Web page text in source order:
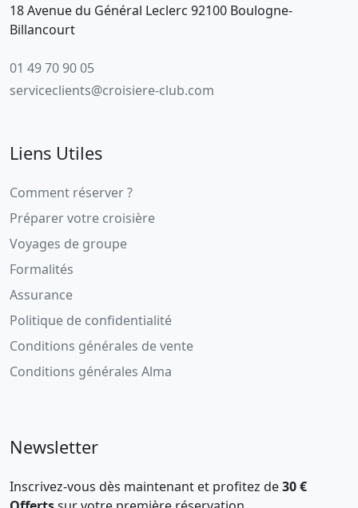
18 Avenue du Général Leclerc 92100 Boulogne-
Billancourt
01 49 70 90 05
serviceclients@croisiere-club.com
Liens Utiles
Comment réserver ?
Préparer votre croisière
Voyages de groupe
Formalités
Assurance
Politique de confidentialité
Conditions générales de vente
Conditions générales Alma
Newsletter
Inscrivez-vous dès maintenant et profitez de30 €